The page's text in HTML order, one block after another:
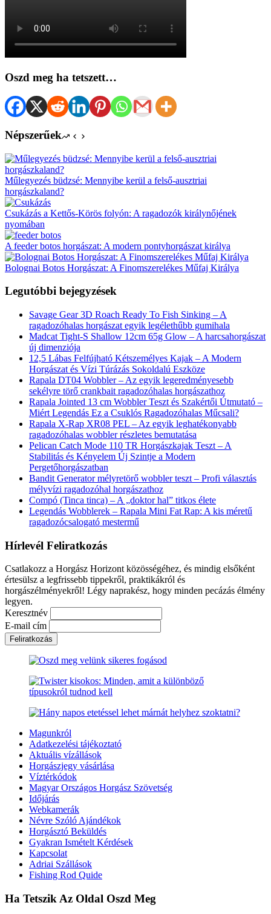
Oszd meg ha tetszett…
Népszerűek
Műlegyezés büdzsé: Mennyibe kerül a felső-ausztriai
horgászkaland?
Csukázás a Kettős-Körös folyón: A ragadozók királynőjének
nyomában
A feeder botos horgászat: A modern pontyhorgászat királya
Bolognai Botos Horgászat: A Finomszerelékes Műfaj Királya
Legutóbbi bejegyzések
Savage Gear 3D Roach Ready To Fish Sinking – A
ragadozóhalas horgászat egyik legélethűbb gumihala
Madcat Tight-S Shallow 12cm 65g Glow – A harcsahorgászat
új dimenziója
12,5 Lábas Felfújható Kétszemélyes Kajak – A Modern
Horgászat és Vízi Túrázás Sokoldalú Eszköze
Rapala DT04 Wobbler – Az egyik legeredményesebb
sekélyre törő crankbait ragadozóhalas horgászathoz
Rapala Jointed 13 cm Wobbler Teszt és Szakértői Útmutató –
Miért Legendás Ez a Csuklós Ragadozóhalas Műcsali?
Rapala X-Rap XR08 PEL – Az egyik leghatékonyabb
ragadozóhalas wobbler részletes bemutatása
Pelican Catch Mode 110 TR Horgászkajak Teszt – A
Stabilitás és Kényelem Új Szintje a Modern
Pergetőhorgászatban
Bandit Generator mélyretörő wobbler teszt – Profi választás
mélyvízi ragadozóhal horgászathoz
Compó (Tinca tinca) – A „doktor hal” titkos élete
Legendás Wobblerek – Rapala Mini Fat Rap: A kis méretű
ragadozócsalogató mestermű
Hírlevél Feliratkozás
Csatlakozz a Horgász Horizont közösségéhez, és mindig elsőként
értesülsz a legfrissebb tippekről, praktikákról és
horgászélményekről! Légy naprakész, hogy minden pecázás élmény
legyen.
Keresztnév
E-mail cím
Magunkról
Adatkezelési tájékoztató
Aktuális vízállások
Horgászjegy vásárlása
Víztérkódok
Magyar Országos Horgász Szövetség
Időjárás
Webkamerák
Névre Szóló Ajándékok
Horgásztó Beküldés
Gyakran Ismételt Kérdések
Kapcsolat
Adriai Szállások
Fishing Rod Quide
Ha Tetszik Az Oldal Oszd Meg